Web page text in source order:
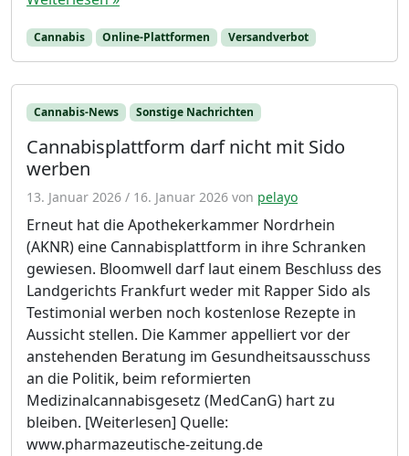
Cannabis Online-Plattformen Versandverbot
Cannabis-News Sonstige Nachrichten
Cannabisplattform darf nicht mit Sido
werben
13. Januar 2026 / 16. Januar 2026 von pelayo
Erneut hat die Apothekerkammer Nordrhein
(AKNR) eine Cannabisplattform in ihre Schranken
gewiesen. Bloomwell darf laut einem Beschluss des
Landgerichts Frankfurt weder mit Rapper Sido als
Testimonial werben noch kostenlose Rezepte in
Aussicht stellen. Die Kammer appelliert vor der
anstehenden Beratung im Gesundheitsausschuss
an die Politik, beim reformierten
Medizinalcannabisgesetz (MedCanG) hart zu
bleiben. [Weiterlesen] Quelle:
www.pharmazeutische-zeitung.de